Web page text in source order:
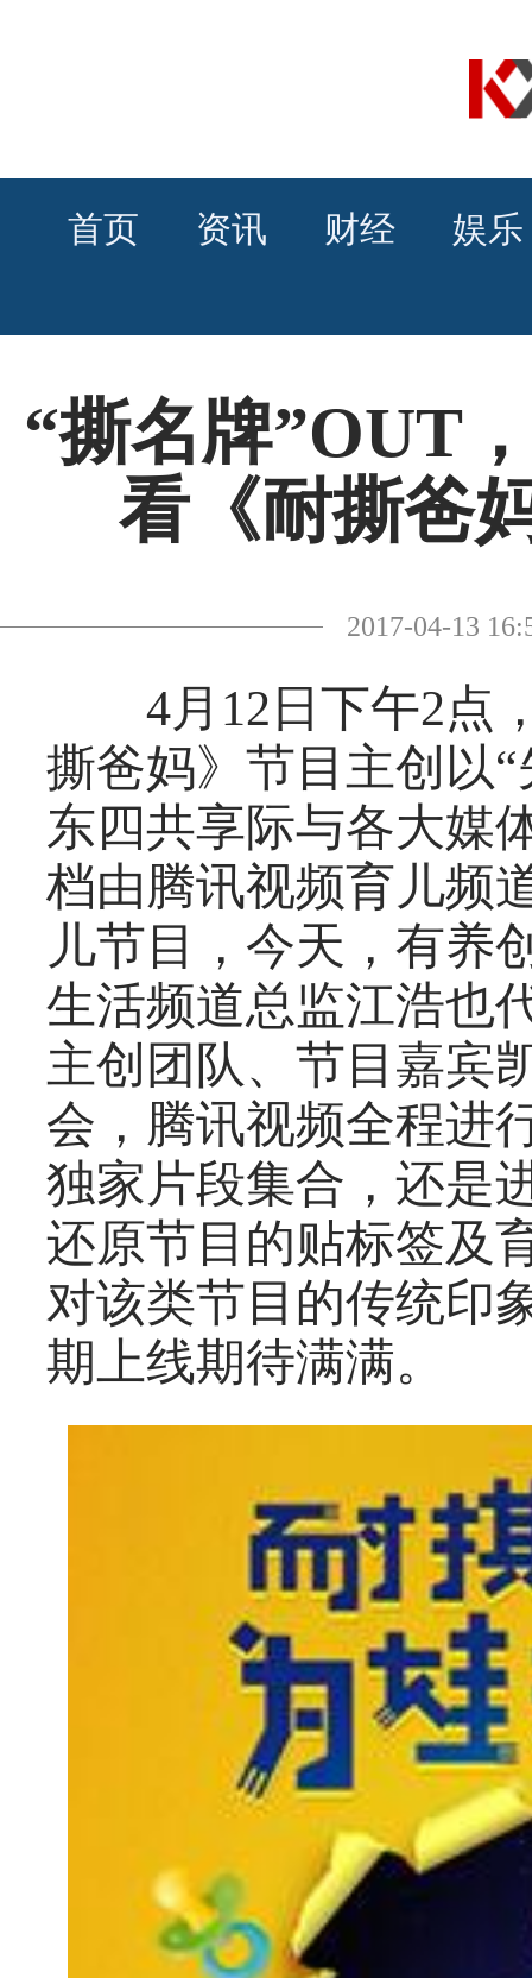
首页 资讯 财经 娱乐
“撕名牌”OUT
看《耐撕爸
2017-04-13
4月12日下午2点，
撕爸妈》节目主创以
东四共享际与各大媒
档由腾讯视频育儿频
儿节目，今天，有养
生活频道总监江浩也
主创团队、节目嘉宾
会，腾讯视频全程进
独家片段集合，还是
还原节目的贴标签及
对该类节目的传统印
期上线期待满满。